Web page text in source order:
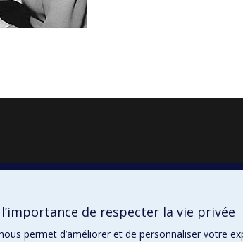
de respecter la vie privée
permet d’améliorer et de personnaliser votre